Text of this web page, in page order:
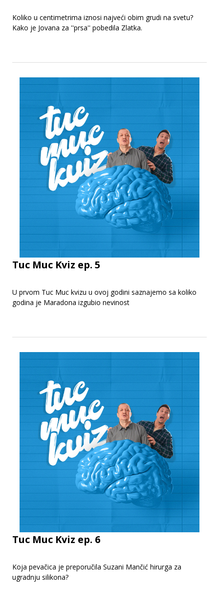
Koliko u centimetrima iznosi najveći obim grudi na svetu?
Kako je Jovana za ''prsa'' pobedila Zlatka.
Tuc Muc Kviz ep. 5
U prvom Tuc Muc kvizu u ovoj godini saznajemo sa koliko
godina je Maradona izgubio nevinost
Tuc Muc Kviz ep. 6
Koja pevačica je preporučila Suzani Mančić hirurga za
ugradnju silikona?